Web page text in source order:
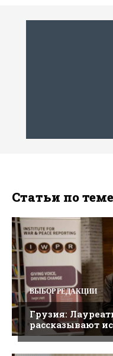
Статьи по теме
ВЫБОР РЕДАКЦИИ
Грузия:
рассказывают